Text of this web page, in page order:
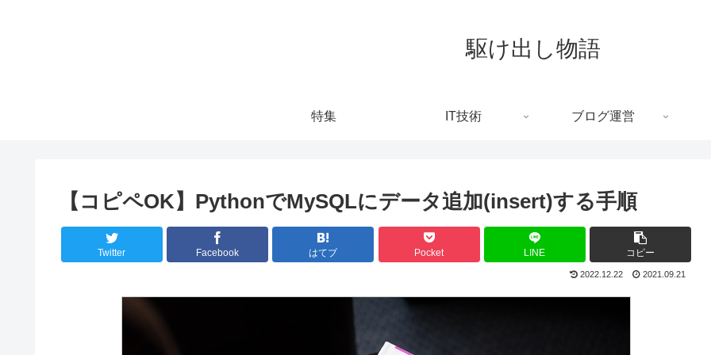
駆け出し物語
特集 IT技術 ブログ運営
【コピペOK】PythonでMySQLにデータ追加(insert)する手順
Twitter Facebook はてブ Pocket LINE コピー
2022.12.22 2021.09.21